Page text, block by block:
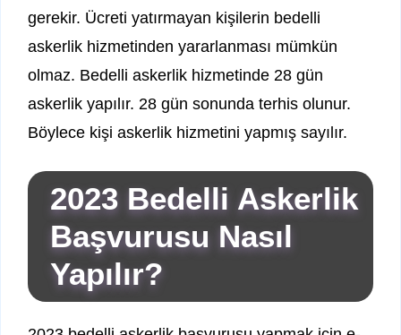
gerekir. Ücreti yatırmayan kişilerin bedelli
askerlik hizmetinden yararlanması mümkün
olmaz. Bedelli askerlik hizmetinde 28 gün
askerlik yapılır. 28 gün sonunda terhis olunur.
Böylece kişi askerlik hizmetini yapmış sayılır.
2023 Bedelli Askerlik
Başvurusu Nasıl
Yapılır?